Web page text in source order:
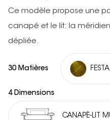
Ce modèle propose une
canapé et le lit: la
dépliée.
30 Matières
4 Dimensions